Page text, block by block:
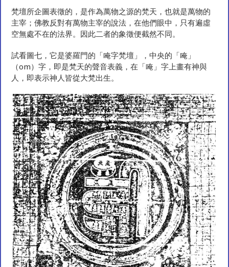
梵壇所企圖表徵的，是作為萬物之源的梵天，也就是萬物的
主宰；佛教反對有萬物主宰的說法，在他們眼中，只有遍虛
空無處不在的法界。因此二者的象徵便截然不同。
試看圖七，它是婆羅門的「唵字梵壇」，中央的「唵」
（om）字，即是梵天的聲音表義，在「唵」字上畫有神與
人，即表示神人皆從大梵出生。